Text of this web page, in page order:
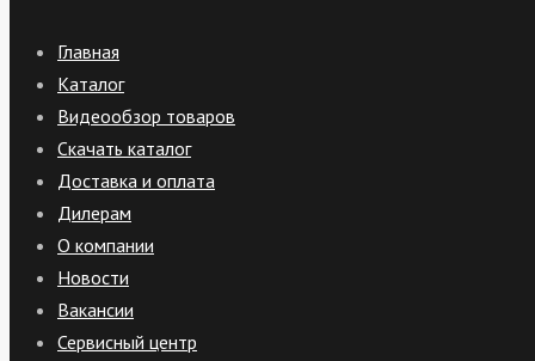
Главная
Каталог
Видеообзор товаров
Скачать каталог
Доставка и оплата
Дилерам
О компании
Новости
Вакансии
Сервисный центр